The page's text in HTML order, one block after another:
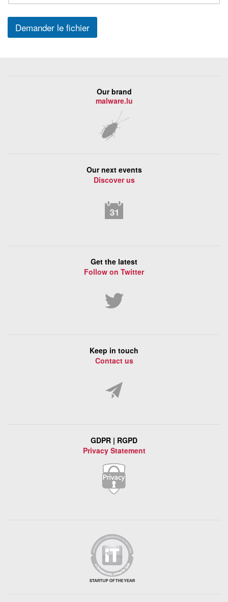
Demander le fichier
Our brand
malware.lu
Our next events
Discover us
Get the latest
Follow on Twitter
Keep in touch
Contact us
GDPR | RGPD
Privacy Statement